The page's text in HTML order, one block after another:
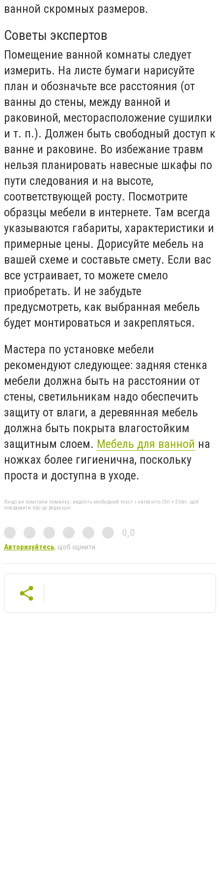
ванной скромных размеров.
Советы экспертов
Помещение ванной комнаты следует
измерить. На листе бумаги нарисуйте
план и обозначьте все расстояния (от
ванны до стены, между ванной и
раковиной, месторасположение сушилки
и т. п.). Должен быть свободный доступ к
ванне и раковине. Во избежание травм
нельзя планировать навесные шкафы по
пути следования и на высоте,
соответствующей росту. Посмотрите
образцы мебели в интернете. Там всегда
указываются габариты, характеристики и
примерные цены. Дорисуйте мебель на
вашей схеме и составьте смету. Если вас
все устраивает, то можете смело
приобретать. И не забудьте
предусмотреть, как выбранная мебель
будет монтироваться и закрепляться.
Мастера по установке мебели
рекомендуют следующее: задняя стенка
мебели должна быть на расстоянии от
стены, светильникам надо обеспечить
защиту от влаги, а деревянная мебель
должна быть покрыта влагостойким
защитным слоем. Мебель для ванной на
ножках более гигиенична, поскольку
проста и доступна в уходе.
Якщо ви помітили помилку, виділіть необхідний текст і натисніть Ctrl + Enter, щоб
повідомити про це редакцію
0,0
Авторизуйтесь, щоб оцінити